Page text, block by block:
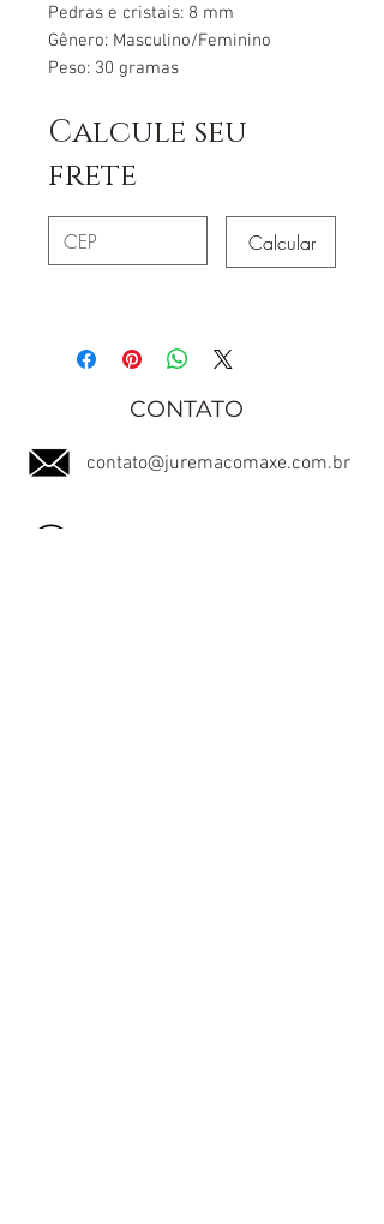
Pedras e cristais: 8 mm
Gênero: Masculino/Feminino
Peso: 30 gramas
Calcule seu
frete
Calcular
CONTATO
contato@juremacomaxe.com.br